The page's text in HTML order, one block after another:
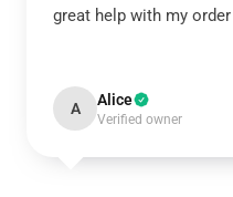
great help with my
A Alice
Verified owner